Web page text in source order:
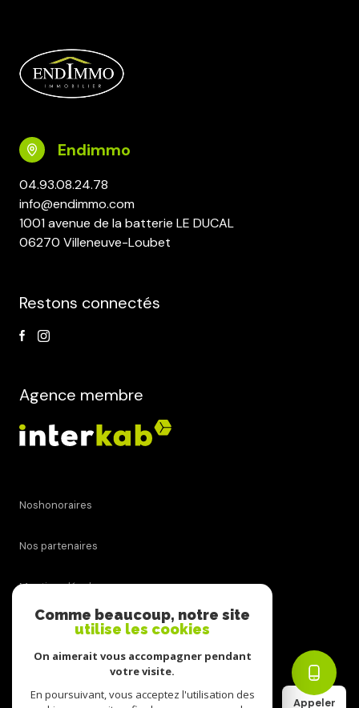
Appeler
Endimmo
04.93.08.24.78
info@endimmo.com
1001 avenue de la batterie LE DUCAL
06270 Villeneuve-Loubet
Restons connectés
Agence membre
Noshonoraires
Nos partenaires
Mentions légales
Comme beaucoup, notre site
utilise les cookies
On aimerait vous accompagner pendant
votre visite.
En poursuivant, vous acceptez l'utilisation des